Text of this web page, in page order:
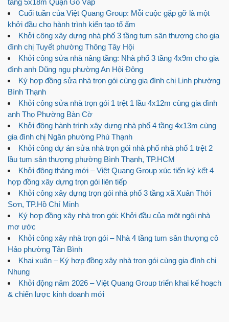
tầng 5x18m Quận Gò Vấp
Cuối tuần của Việt Quang Group: Mỗi cuộc gặp gỡ là một
khởi đầu cho hành trình kiến tạo tổ ấm
Khởi công xây dựng nhà phố 3 tầng tum sân thượng cho gia
đình chị Tuyết phường Thông Tây Hội
Khởi công sửa nhà nâng tầng: Nhà phố 3 tầng 4x9m cho gia
đình anh Dũng ngụ phường An Hội Đông
Ký hợp đồng sửa nhà trọn gói cùng gia đình chị Linh phường
Bình Thạnh
Khởi công sửa nhà trọn gói 1 trệt 1 lầu 4x12m cùng gia đình
anh Thọ Phường Bàn Cờ
Khởi động hành trình xây dựng nhà phố 4 tầng 4x13m cùng
gia đình chị Ngân phường Phú Thạnh
Khởi công dự án sửa nhà trọn gói nhà phố nhà phố 1 trệt 2
lầu tum sân thượng phường Bình Thạnh, TP.HCM
Khởi động tháng mới – Việt Quang Group xúc tiến ký kết 4
hợp đồng xây dựng trọn gói liên tiếp
Khởi công xây dựng trọn gói nhà phố 3 tầng xã Xuân Thới
Sơn, TP.Hồ Chí Minh
Ký hợp đồng xây nhà trọn gói: Khởi đầu của một ngôi nhà
mơ ước
Khởi công xây nhà trọn gói – Nhà 4 tầng tum sân thượng cô
Hảo phường Tân Bình
Khai xuân – Ký hợp đồng xây nhà trọn gói cùng gia đình chị
Nhung
Khởi động năm 2026 – Việt Quang Group triển khai kế hoạch
& chiến lược kinh doanh mới